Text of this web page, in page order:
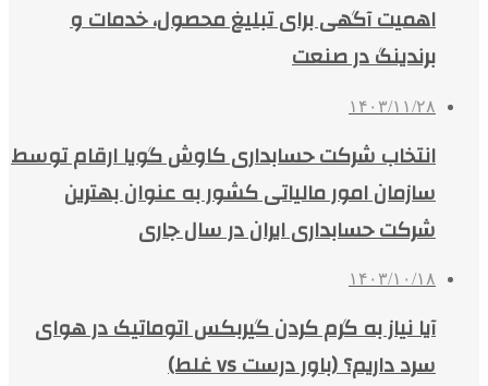
اهمیت آگهی برای تبلیغ محصول، خدمات و
برندینگ در صنعت
۱۴۰۳/۱۱/۲۸
انتخاب شرکت حسابداری کاوش گویا ارقام توسط
سازمان امور مالیاتی کشور به عنوان بهترین
شرکت حسابداری ایران در سال جاری
۱۴۰۳/۱۰/۱۸
آیا نیاز به گرم کردن گیربکس اتوماتیک در هوای
سرد داریم؟ (باور درست vs غلط)